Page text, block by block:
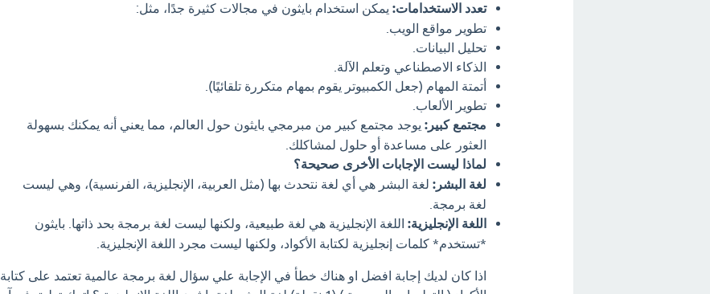
تعدد الاستخدامات: يمكن استخدام بايثون في مجالات كثيرة جدًا، مثل:
تطوير مواقع الويب.
تحليل البيانات.
الذكاء الاصطناعي وتعلم الآلة.
أتمتة المهام (جعل الكمبيوتر يقوم بمهام متكررة تلقائيًا).
تطوير الألعاب.
مجتمع كبير: يوجد مجتمع كبير من مبرمجي بايثون حول العالم، مما يعني أنه يمكنك بسهولة
العثور على مساعدة أو حلول لمشاكلك.
لماذا ليست الإجابات الأخرى صحيحة؟
لغة البشر: لغة البشر هي أي لغة نتحدث بها (مثل العربية، الإنجليزية، الفرنسية)، وهي ليست
لغة برمجة.
اللغة الإنجليزية: اللغة الإنجليزية هي لغة طبيعية، ولكنها ليست لغة برمجة بحد ذاتها. بايثون
*تستخدم* كلمات إنجليزية لكتابة الأكواد، ولكنها ليست مجرد اللغة الإنجليزية.
اذا كان لديك إجابة افضل او هناك خطأ في الإجابة علي سؤال لغة برمجة عالمية تعتمد على كتابة